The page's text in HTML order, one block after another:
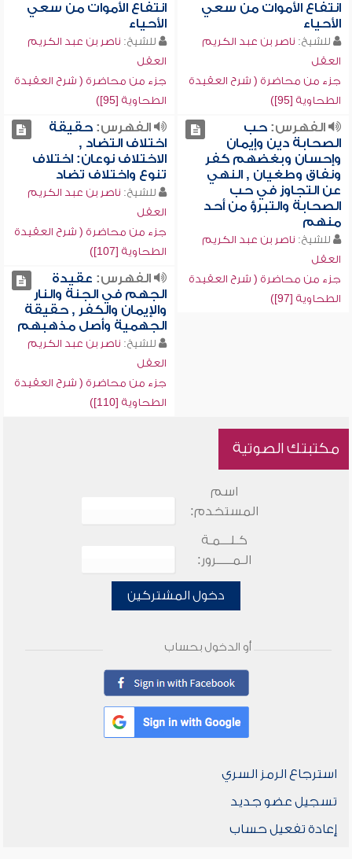
انتفاع الأموات من سعي
الأحياء
للشيخ: ناصر بن عبد الكريم
العقل
جزء من محاضرة ( شرح العقيدة
الطحاوية [95])
انتفاع الأموات من سعي
الأحياء
للشيخ: ناصر بن عبد الكريم
العقل
جزء من محاضرة ( شرح العقيدة
الطحاوية [95])
الفهرس:حب
الصحابة دين وإيمان
وإحسان وبغضهم كفر
ونفاق وطغيان , النهي
عن التجاوز في حب
الصحابة والتبرؤ من أحد
منهم
للشيخ: ناصر بن عبد الكريم
العقل
جزء من محاضرة ( شرح العقيدة
الطحاوية [97])
الفهرس:حقيقة
اختلاف التضاد ,
الاختلاف نوعان: اختلاف
تنوع واختلاف تضاد
للشيخ: ناصر بن عبد الكريم
العقل
جزء من محاضرة ( شرح العقيدة
الطحاوية [107])
الفهرس: عقيدة
الجهم في الجنة والنار
والإيمان والكفر , حقيقة
الجهمية وأصل مذهبهم
للشيخ: ناصر بن عبد الكريم
العقل
جزء من محاضرة ( شرح العقيدة
الطحاوية [110])
مكتبتك الصوتية
اسم
المستخدم:
كـلـــمـة
الـمـــــرور:
دخول المشتركين
أو الدخول بحساب
استرجاع الرمز السري
تسجيل عضو جديد
إعادة تفعيل حساب